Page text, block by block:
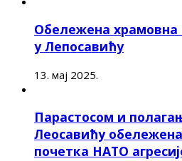
Обележена храмовна
у Лепосавићу
13. мај 2025.
Парастосом и
Леосавићу
почетка НАТО